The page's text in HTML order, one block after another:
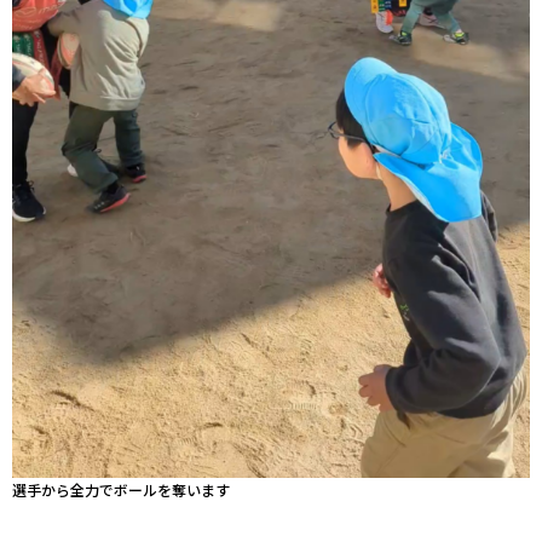
選手から全力でボールを奪います